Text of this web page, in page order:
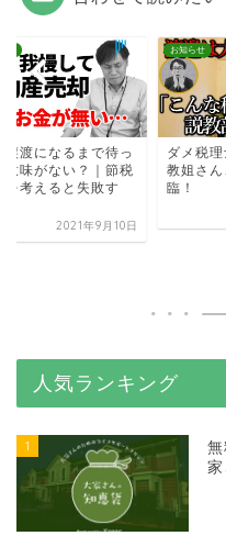
譲渡になるまで待っ
意味がない？｜節税
を考えると失敗す
2021年9月10日
お知らせ
ダメ税
教姐さ
臨！
人気ランキング
1
家